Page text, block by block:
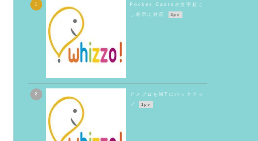
1
Pocket Castsが文字起こ
し表示に対応
3pv
2
アメブロをMTにバックアッ
プ
1pv